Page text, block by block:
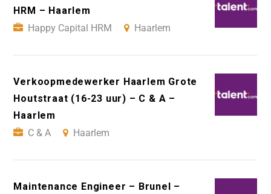
HRM – Haarlem
Happy Capital HRM
Haarlem
Verkoopmedewerker Haarlem Grote
Houtstraat (16-23 uur) – C & A –
Haarlem
C & A
Haarlem
Maintenance Engineer – Brunel –